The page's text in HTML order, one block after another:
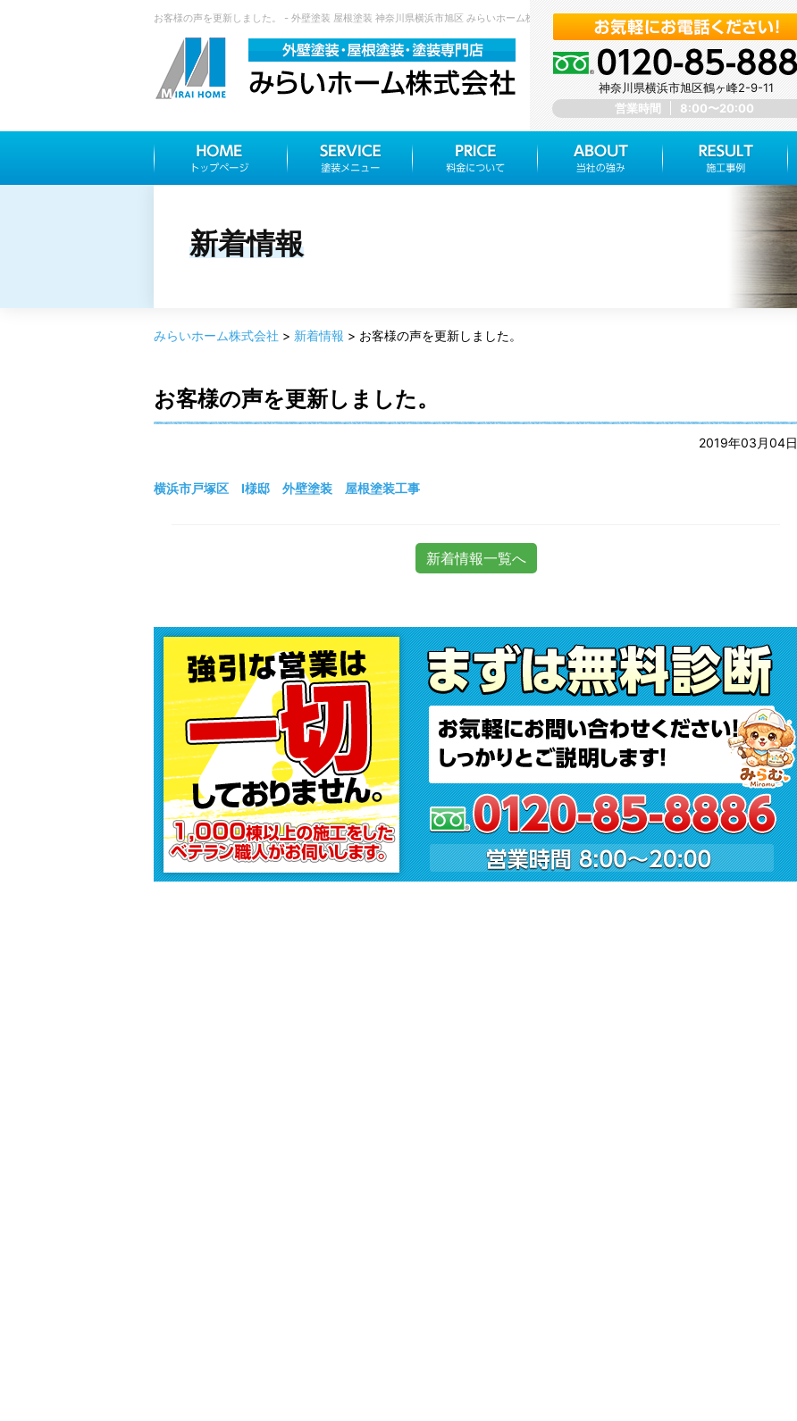
お客様の声を更新しました。 - 外壁塗装 屋根塗装 神奈川県横浜市旭区 みらいホーム株式会社
神奈川県横浜市旭区鶴ヶ峰2-9-11
営業時間
8:00〜20:00
新着情報
みらいホーム株式会社 > 新着情報 > お客様の声を更新しました。
お客様の声を更新しました。
2019年03月04日
横浜市戸塚区 I様邸 外壁塗装 屋根塗装工事
新着情報一覧へ